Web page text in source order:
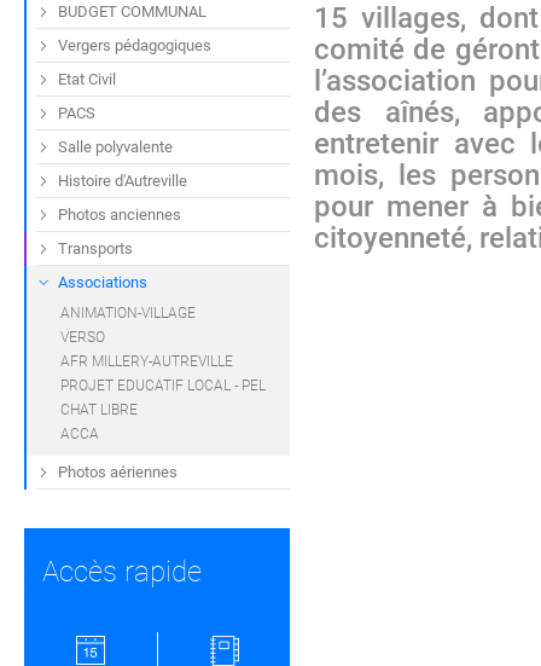
15 villages,
comité de
l’association
des aînés,
entretenir avec
mois, les
pour mener à
citoyenneté,
BUDGET COMMUNAL
Vergers pédagogiques
Etat Civil
PACS
Salle polyvalente
Histoire d'Autreville
Photos anciennes
Transports
Associations
ANIMATION-VILLAGE
VERSO
AFR MILLERY-AUTREVILLE
PROJET EDUCATIF LOCAL - PEL
CHAT LIBRE
ACCA
Photos aériennes
Accès rapide